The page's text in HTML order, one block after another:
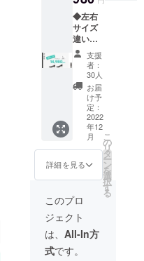
希望の
靴が作
成でき
ず、リ
ターン
を発送
するこ
とがで
きませ
んので
必ずご
入力を
お願い
いたし
ます。
イズ違
いを選
択 ②支
援後届
くメッ
セージ
より、
アン
ケート
にて支
援ID・
ラー・
サイズ
等を入
入力が
ござい
ません
と、ご
希望の
靴が作
◆左右
サイズ
違いを
ご希望
の方は
必ずお
読みく
ださい
◆ 下記
のス
テップ
でご支
援をお
願いい
たしま
す。 ①
リター
ン内で
左右サ
イズ違
いを選
択 ②支
支援
者：
30人
お届
け予
定：
2022
年12
月
詳細を見る
こ
の
リ
タ
ー
ン
を
選
択
す
る
このプロ
ジェクト
は、 All-In方
式です。